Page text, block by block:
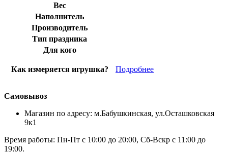
Вес
Наполнитель
Производитель
Тип праздника
Для кого
Как измеряется игрушка? Подробнее
Самовывоз
Магазин по адресу: м.Бабушкинская, ул.Осташковская
9к1
Время работы: Пн-Пт с 10:00 до 20:00, Сб-Вскр с 11:00 до
19:00.